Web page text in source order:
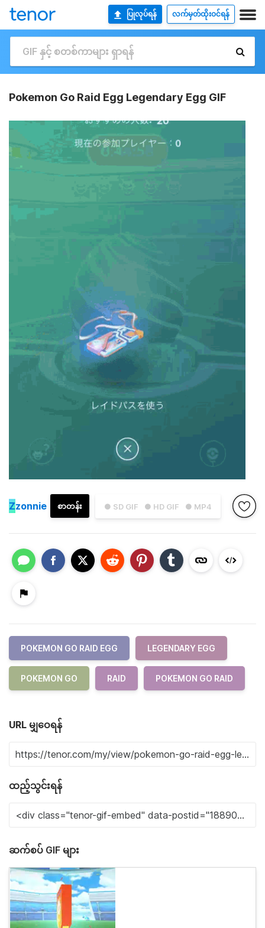
ပြုလုပ်ရန် လက်မှတ်ထိုးဝင်ရန်
Pokemon Go Raid Egg Legendary Egg GIF
● SD GIF ● HD GIF ● MP4
စာတန်း
Zzonnie
POKEMON GO RAID EGG LEGENDARY EGG
POKEMON GO RAID POKEMON GO RAID
URL မျှဝေရန်
ထည့်သွင်းရန်
ဆက်စပ် GIF များ